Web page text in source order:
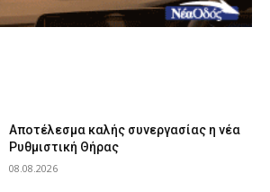
Αποτέλεσμα καλής συνεργασίας η νέα
Ρυθμιστική Θήρας
08.08.2026